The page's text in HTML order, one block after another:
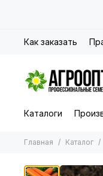
Как заказать
Каталоги
Главная Каталог